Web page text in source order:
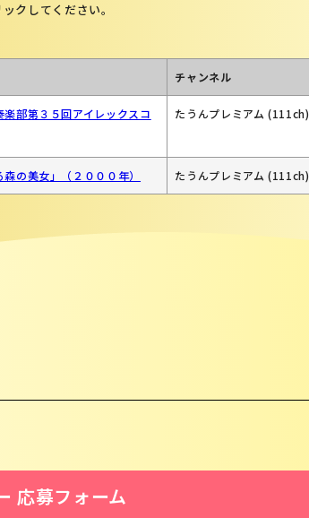
クしてください。
チャンネル
部第３５回アイレックスコ
たうんプレミアム (111ch)
の美女」（２０００年） たうんプレミアム (111ch)
応募フォーム